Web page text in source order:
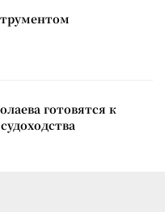
готовятся к